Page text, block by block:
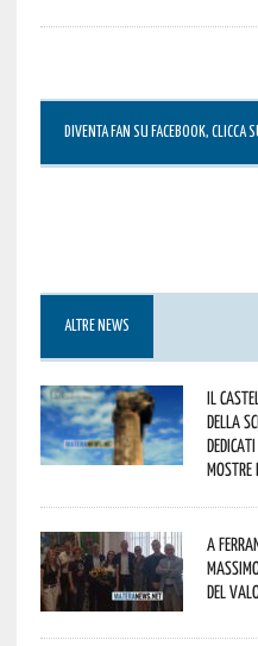
DIVENTA FAN SU FACEBOOK, CLICCA
ALTRE NEWS
Il
della
mostre
A
del